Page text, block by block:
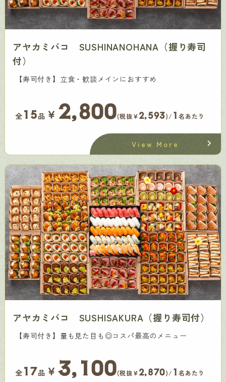
アヤカミバコ SUSHINANOHANA（握り寿司
付）
【寿司付き】立食・歓談メインにおすすめ
全 15品 ￥ 2,800(税抜¥2,593)/ 1 名あたり
View More
アヤカミバコ SUSHISAKURA（握り寿司付）
【寿司付き】量も見た目も◎コスパ最高のメニュー
全 17品 ￥3,100(税抜¥2,870)/ 1 名あたり